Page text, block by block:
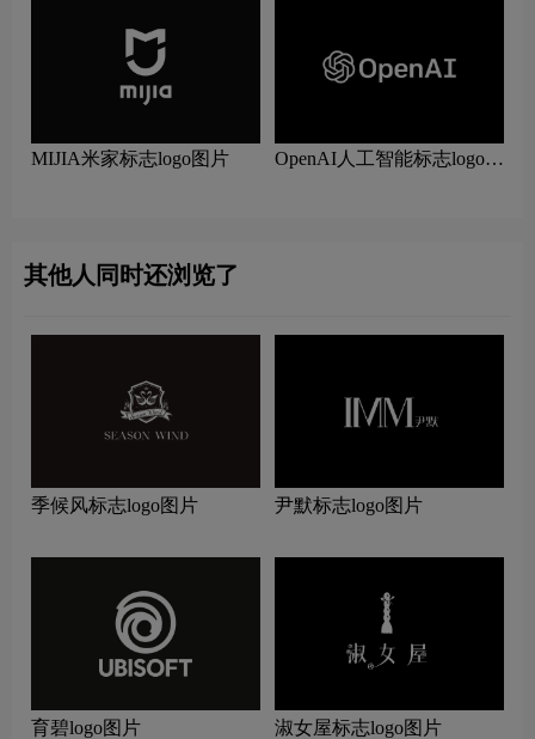
MIJIA米家标志logo图片
OpenAI人工智能标志logo图
其他人同时还浏览了
季候风标志logo图片 尹默标志logo图片
育碧logo图片 淑女屋标志logo图片